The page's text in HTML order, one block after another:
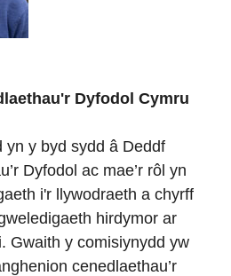
Dyfodol Cymru
yn y byd sydd â Deddf
Dyfodol ac mae’r rôl yn
i'r llywodraeth a chyrff
hirdymor ar
Gwaith y comisiynydd yw
cenedlaethau’r